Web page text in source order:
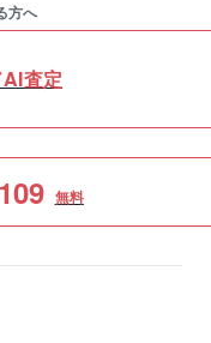
方へ
査定
無料